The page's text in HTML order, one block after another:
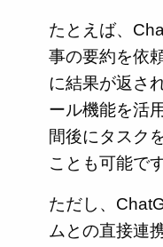
たとえば、
事の要約を依
に結果が返さ
ール機能を活
間後にタスク
ことも可能です
ただし、
ムとの直接連